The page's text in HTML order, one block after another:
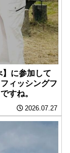
】に参加して
ィッシングフ
すね。
2026.07.27